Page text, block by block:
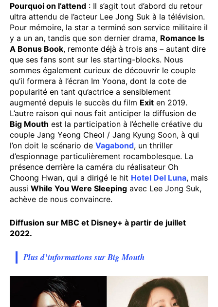
Pourquoi on l’attend : Il s’agit tout d’abord du retour
ultra attendu de l’acteur Lee Jong Suk à la télévision.
Pour mémoire, la star a terminé son service militaire il
y a un an, tandis que son dernier drama, Romance Is
A Bonus Book, remonte déjà à trois ans – autant dire
que ses fans sont sur les starting-blocks. Nous
sommes également curieux de découvrir le couple
qu’il formera à l’écran Im Yoona, dont la cote de
popularité en tant qu’actrice a sensiblement
augmenté depuis le succès du film Exit en 2019.
L’autre raison qui nous fait anticiper la diffusion de
Big Mouth est la participation à l’échelle créative du
couple Jang Yeong Cheol / Jang Kyung Soon, à qui
l’on doit le scénario de Vagabond, un thriller
d’espionnage particulièrement rocambolesque. La
présence derrière la caméra du réalisateur Oh
Choong Hwan, qui a dirigé le hit Hotel Del Luna, mais
aussi While You Were Sleeping avec Lee Jong Suk,
achève de nous convaincre.
Diffusion sur MBC et Disney+ à partir de juillet
2022.
Plus d’informations sur Big Mouth